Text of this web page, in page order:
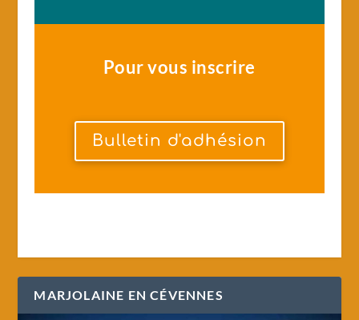
Pour vous inscrire
Bulletin d'adhésion
MARJOLAINE EN CÉVENNES